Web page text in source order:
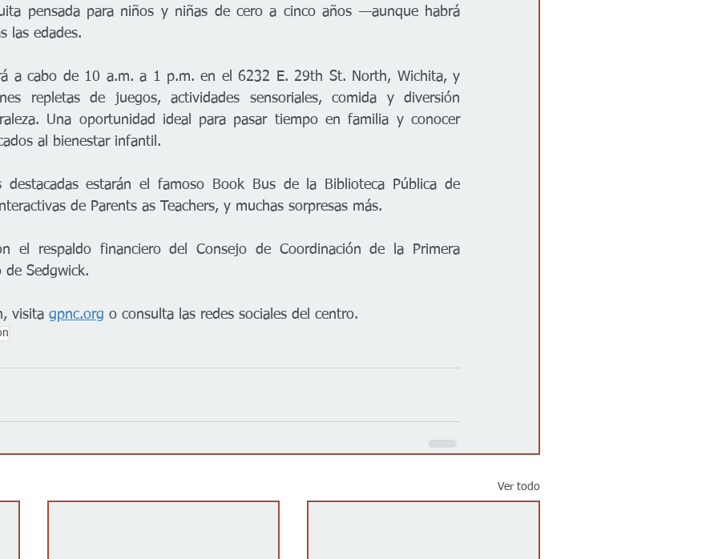
pensada para niños y niñas de cero a cinco años —aunque habrá
las edades.
a cabo de 10 a.m. a 1 p.m. en el 6232 E. 29th St. North, Wichita, y
repletas de juegos, actividades sensoriales, comida y diversión
Una oportunidad ideal para pasar tiempo en familia y conocer
al bienestar infantil.
destacadas estarán el famoso Book Bus de la Biblioteca Pública de
de Parents as Teachers, y muchas sorpresas más.
el respaldo financiero del Consejo de Coordinación de la Primera
de Sedgwick.
visita gpnc.org o consulta las redes sociales del centro.
Ver todo